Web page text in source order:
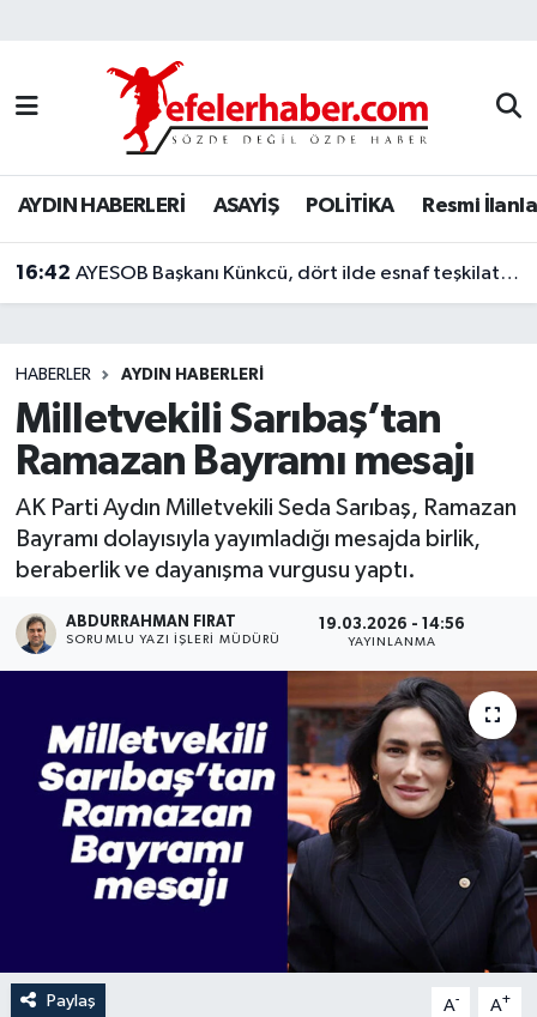
AYDIN HABERLERİ ASAYİŞ POLİTİKA Resmi
16:42 AYESOB Başkanı Künkcü, dört ilde esnaf teşkilatlarıyla buluştu
HABERLER AYDIN HABERLERİ
Milletvekili Sarıbaş’tan
Ramazan Bayramı mesajı
AK Parti Aydın Milletvekili Seda Sarıbaş, Ramazan
Bayramı dolayısıyla yayımladığı mesajda birlik,
beraberlik ve dayanışma vurgusu yaptı.
ABDURRAHMAN FIRAT
SORUMLU YAZI İŞLERI MÜDÜRÜ
19.03.2026 - 14:56
YAYINLANMA
Paylaş A- A+
Nöbetçi Eczaneler
Hava Durumu
Aydin Namaz Vakitleri
Trafik Durumu
Son Dakika Haberleri
Haber Arşivi